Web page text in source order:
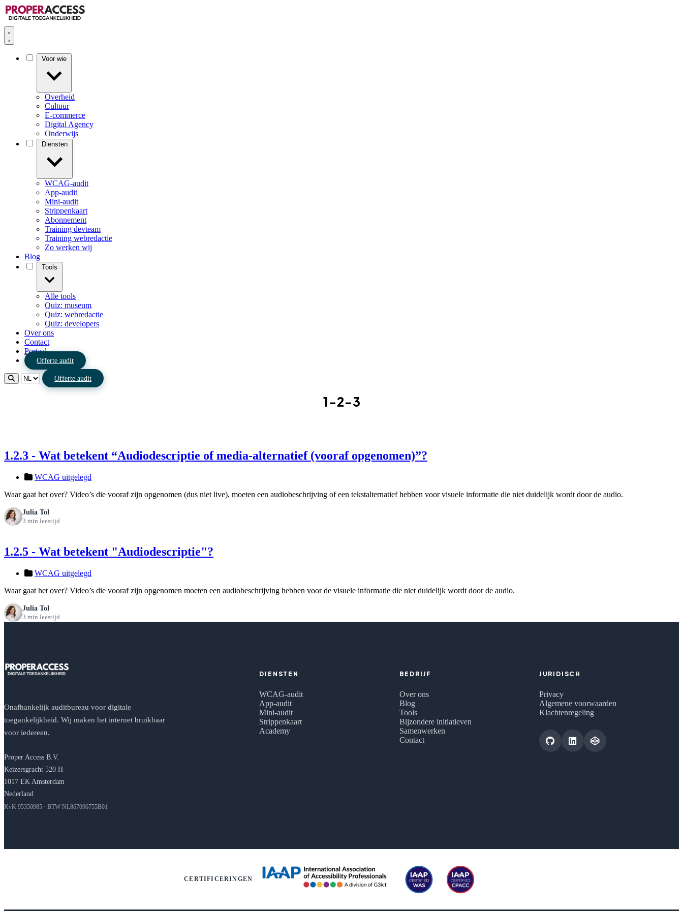
Overheid
Cultuur
E-commerce
Digital Agency
Onderwijs
WCAG-audit
App-audit
Mini-audit
Strippenkaart
Abonnement
Training devteam
Training webredactie
Zo werken wij
Blog
Alle tools
Quiz: museum
Quiz: webredactie
Quiz: developers
Over ons
Contact
Portaal
Offerte audit
Offerte audit
1-2-3
1.2.3 - Wat betekent “Audiodescriptie of media-alternatief (vooraf opgenomen)”?
WCAG uitgelegd
Waar gaat het over? Video’s die vooraf zijn opgenomen (dus niet live), moeten een audiobeschrijving of een tekstalternatief hebben voor visuele informatie die niet duidelijk wordt door de audio.
Julia Tol
3 min leestijd
1.2.5 - Wat betekent "Audiodescriptie"?
WCAG uitgelegd
Waar gaat het over? Video’s die vooraf zijn opgenomen moeten een audiobeschrijving hebben voor de visuele informatie die niet duidelijk wordt door de audio.
Julia Tol
3 min leestijd
Onafhankelijk auditbureau voor digitale
toegankelijkheid. Wij maken het internet bruikbaar
voor iedereen.
Proper Access B.V.
Keizersgracht 520 H
1017 EK Amsterdam
Nederland
KvK 95350985 · BTW NL867096755B01
DIENSTEN
WCAG-audit
App-audit
Mini-audit
Strippenkaart
Academy
BEDRIJF
Over ons
Blog
Tools
Bijzondere initiatieven
Samenwerken
Contact
JURIDISCH
Privacy
Algemene voorwaarden
Klachtenregeling
CERTIFICERINGEN